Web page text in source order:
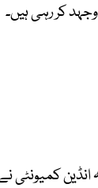
کر رہی ہیں۔
انڈین